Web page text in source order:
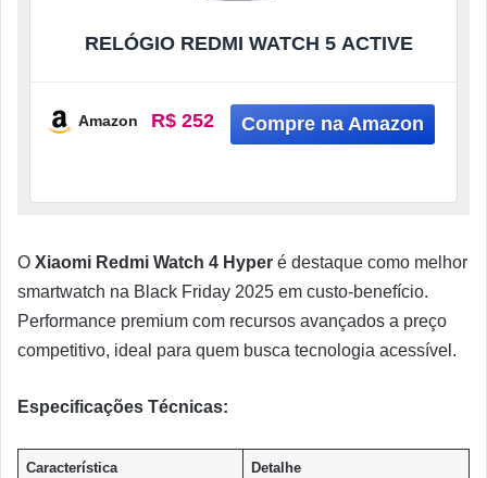
RELÓGIO REDMI WATCH 5 ACTIVE
Amazon R$ 252
O Xiaomi Redmi Watch 4 Hyper é destaque como melhor
smartwatch na Black Friday 2025 em custo-benefício.
Performance premium com recursos avançados a preço
competitivo, ideal para quem busca tecnologia acessível.
Especificações Técnicas:
Característica Detalhe